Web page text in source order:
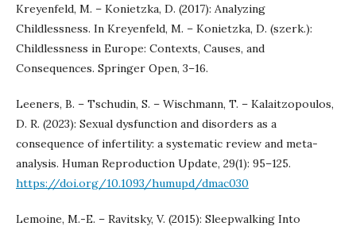
Kreyenfeld, M. – Konietzka, D. (2017): Analyzing
Childlessness. In Kreyenfeld, M. – Konietzka, D. (szerk.):
Childlessness in Europe: Contexts, Causes, and
Consequences. Springer Open, 3–16.
Leeners, B. – Tschudin, S. – Wischmann, T. – Kalaitzopoulos,
D. R. (2023): Sexual dysfunction and disorders as a
consequence of infertility: a systematic review and meta-
analysis. Human Reproduction Update, 29(1): 95–125.
https://doi.org/10.1093/humupd/dmac030
Lemoine, M.-E. – Ravitsky, V. (2015): Sleepwalking Into